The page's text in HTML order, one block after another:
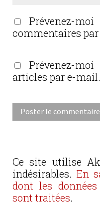
Prévenez-
commentaires
Prévenez-
articles par e-mail.
Ce site utilise
indésirables. En
dont les
sont traitées.